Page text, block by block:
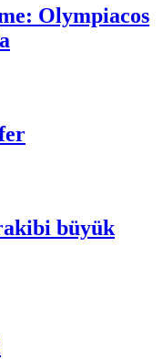
Olympiacos
büyük